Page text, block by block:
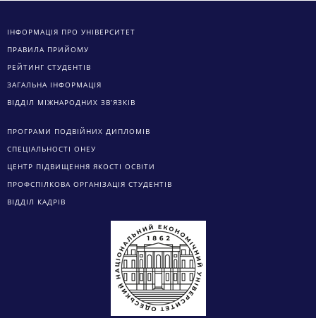
ІНФОРМАЦІЯ ПРО УНІВЕРСИТЕТ
ПРАВИЛА ПРИЙОМУ
РЕЙТИНГ СТУДЕНТІВ
ЗАГАЛЬНА ІНФОРМАЦІЯ
ВІДДІЛ МІЖНАРОДНИХ ЗВ’ЯЗКІВ
ПРОГРАМИ ПОДВІЙНИХ ДИПЛОМІВ
СПЕЦІАЛЬНОСТІ ОНЕУ
ЦЕНТР ПІДВИЩЕННЯ ЯКОСТІ ОСВІТИ
ПРОФСПІЛКОВА ОРГАНІЗАЦІЯ СТУДЕНТІВ
ВІДДІЛ КАДРІВ